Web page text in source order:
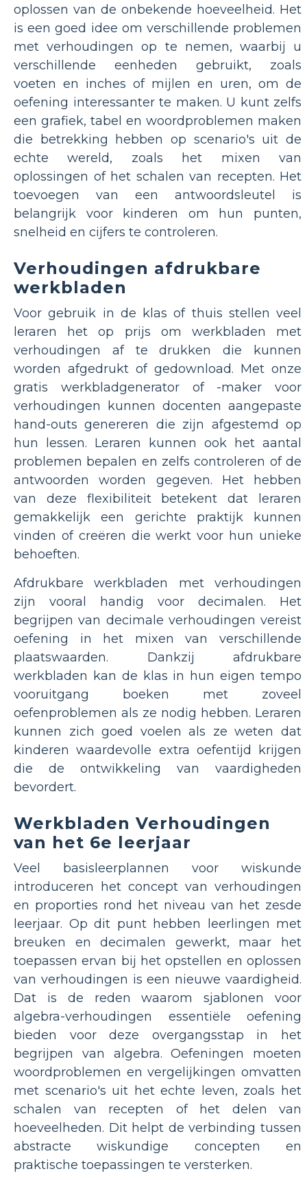
oplossen van de onbekende hoeveelheid. Het
is een goed idee om verschillende problemen
met verhoudingen op te nemen, waarbij u
verschillende eenheden gebruikt, zoals
voeten en inches of mijlen en uren, om de
oefening interessanter te maken. U kunt zelfs
een grafiek, tabel en woordproblemen maken
die betrekking hebben op scenario's uit de
echte wereld, zoals het mixen van
oplossingen of het schalen van recepten. Het
toevoegen van een antwoordsleutel is
belangrijk voor kinderen om hun punten,
snelheid en cijfers te controleren.
Verhoudingen afdrukbare
werkbladen
Voor gebruik in de klas of thuis stellen veel
leraren het op prijs om werkbladen met
verhoudingen af ​​te drukken die kunnen
worden afgedrukt of gedownload. Met onze
gratis werkbladgenerator of -maker voor
verhoudingen kunnen docenten aangepaste
hand-outs genereren die zijn afgestemd op
hun lessen. Leraren kunnen ook het aantal
problemen bepalen en zelfs controleren of de
antwoorden worden gegeven. Het hebben
van deze flexibiliteit betekent dat leraren
gemakkelijk een gerichte praktijk kunnen
vinden of creëren die werkt voor hun unieke
behoeften.
Afdrukbare werkbladen met verhoudingen
zijn vooral handig voor decimalen. Het
begrijpen van decimale verhoudingen vereist
oefening in het mixen van verschillende
plaatswaarden. Dankzij afdrukbare
werkbladen kan de klas in hun eigen tempo
vooruitgang boeken met zoveel
oefenproblemen als ze nodig hebben. Leraren
kunnen zich goed voelen als ze weten dat
kinderen waardevolle extra oefentijd krijgen
die de ontwikkeling van vaardigheden
bevordert.
Werkbladen Verhoudingen
van het 6e leerjaar
Veel basisleerplannen voor wiskunde
introduceren het concept van verhoudingen
en proporties rond het niveau van het zesde
leerjaar. Op dit punt hebben leerlingen met
breuken en decimalen gewerkt, maar het
toepassen ervan bij het opstellen en oplossen
van verhoudingen is een nieuwe vaardigheid.
Dat is de reden waarom sjablonen voor
algebra-verhoudingen essentiële oefening
bieden voor deze overgangsstap in het
begrijpen van algebra. Oefeningen moeten
woordproblemen en vergelijkingen omvatten
met scenario's uit het echte leven, zoals het
schalen van recepten of het delen van
hoeveelheden. Dit helpt de verbinding tussen
abstracte wiskundige concepten en
praktische toepassingen te versterken.